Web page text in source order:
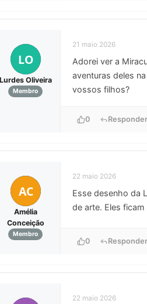
LO
Lurdes Oliveira
Membro
21 maio 2026
Adorei ver a
aventuras deles
vossos filhos?
0 Responder
AC
Amélia
Conceição
Membro
22 maio 2026
Esse desenho da
de arte. Eles
0 Responder
22 maio 2026